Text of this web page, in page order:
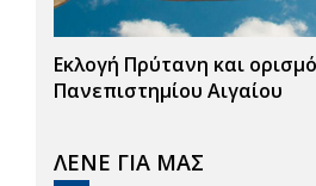
Εκλογή Πρύτανη και
Πανεπιστημίου Αιγαίου
ΛΕΝΕ ΓΙΑ ΜΑΣ